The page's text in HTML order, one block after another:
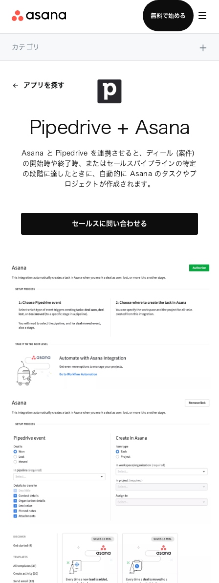
無料で始める
セールスチームに問い合わせる
カテゴリ ×
アプリを探す
Pipedrive + Asana
Asana と Pipedrive を連携させると、ディール (案件)
の開始時や終了時、またはセールスパイプラインの特定
の段階に達したときに、自動的に Asana のタスクやプ
ロジェクトが作成されます。
セールスに問い合わせる